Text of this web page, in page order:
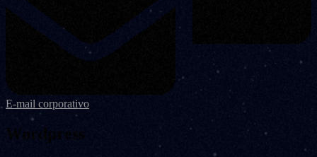
E-mail corporativo
Wordpress